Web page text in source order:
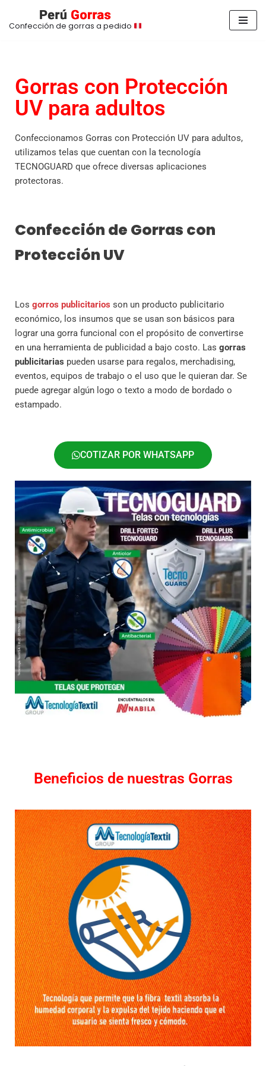
Saltar
Confección de gorras a pedido
Gorras con Protección
UV para adultos
Confeccionamos Gorras con Protección UV para adultos,
utilizamos telas que cuentan con la tecnología
TECNOGUARD que ofrece diversas aplicaciones
protectoras.
Confección de Gorras con
Protección UV
Los gorros publicitarios son un producto publicitario
económico, los insumos que se usan son básicos para
lograr una gorra funcional con el propósito de convertirse
en una herramienta de publicidad a bajo costo. Las gorras
publicitarias pueden usarse para regalos, merchadising,
eventos, equipos de trabajo o el uso que le quieran dar. Se
puede agregar algún logo o texto a modo de bordado o
estampado.
COTIZAR POR WHATSAPP
Beneficios de nuestras Gorras